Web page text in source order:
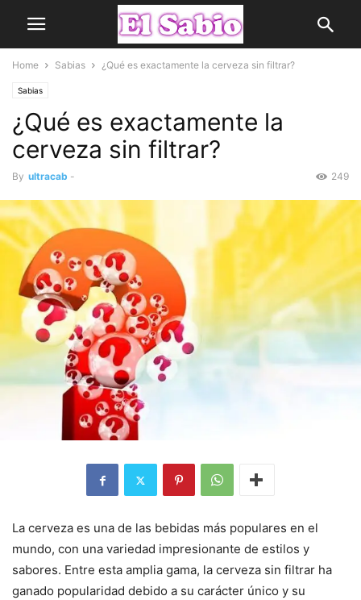
Home Sabias ¿Qué es exactamente la cerveza sin filtrar?
Sabias
¿Qué es exactamente la
cerveza sin filtrar?
By ultracab - 249
La cerveza es una de las bebidas más populares en el
mundo, con una variedad impresionante de estilos y
sabores. Entre esta amplia gama, la cerveza sin filtrar ha
ganado popularidad debido a su carácter único y su